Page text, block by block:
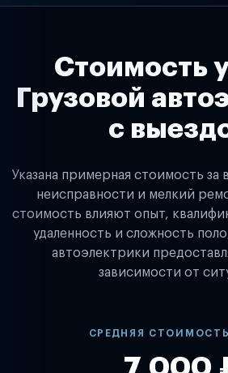
Стоимость
Грузовой
с
Указана примерная стоимость за
неисправности и мелкий
стоимость влияют опыт,
удаленность и сложность
автоэлектрики
зависимости от
СРЕДНЯЯ